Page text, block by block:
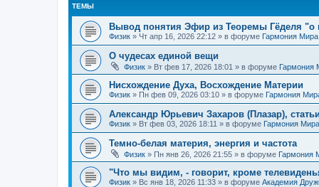
ТЕМЫ
Вывод понятия Эфир из Теоремы Гёделя "о
Физик » Чт апр 16, 2026 22:12 » в форуме Гармония Мира
О чудесах единой вещи
Физик » Вт фев 17, 2026 18:01 » в форуме Гармония
Нисхождение Духа, Восхождение Материи
Физик » Пн фев 09, 2026 03:10 » в форуме Гармония
Александр Юрьевич Захаров (Плазар), статьи
Физик » Вт фев 03, 2026 18:11 » в форуме Гармония Мира
Темно-белая материя, энергия и частота
Физик » Пн янв 26, 2026 21:55 » в форуме Гармония
"Что мы видим, - говорит, кроме
Физик » Вс янв 18, 2026 11:33 » в форуме Академия